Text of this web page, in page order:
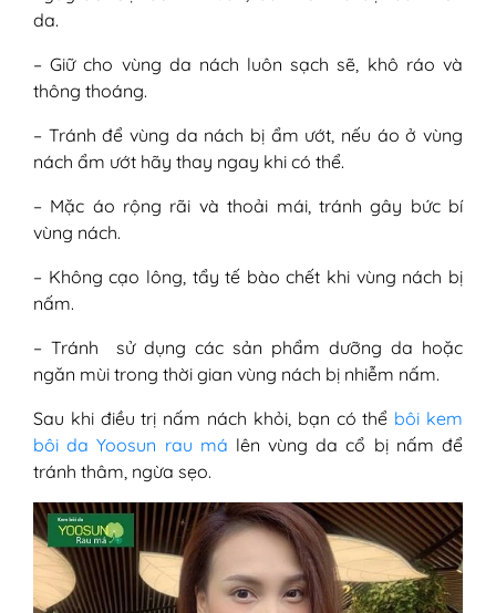
da.
– Giữ cho vùng da nách luôn sạch sẽ, khô ráo và
thông thoáng.
– Tránh để vùng da nách bị ẩm ướt, nếu áo ở vùng
nách ẩm ướt hãy thay ngay khi có thể.
– Mặc áo rộng rãi và thoải mái, tránh gây bức bí
vùng nách.
– Không cạo lông, tẩy tế bào chết khi vùng nách bị
nấm.
– Tránh sử dụng các sản phẩm dưỡng da hoặc
ngăn mùi trong thời gian vùng nách bị nhiễm nấm.
Sau khi điều trị nấm nách khỏi, bạn có thể bôi kem
bôi da Yoosun rau má lên vùng da cổ bị nấm để
tránh thâm, ngừa sẹo.